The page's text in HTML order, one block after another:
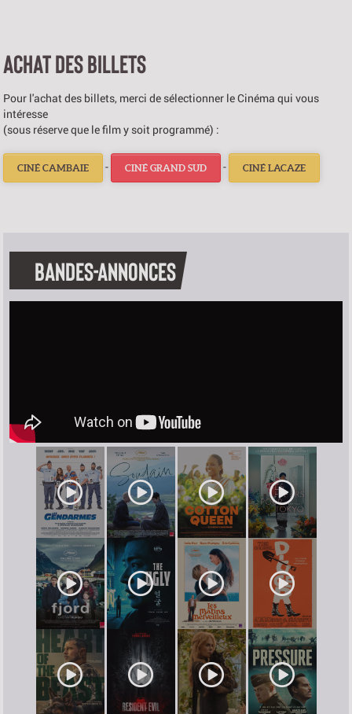
ACHAT DES BILLETS
Pour l'achat des billets, merci de sélectionner le Cinéma qui vous
intéresse
(sous réserve que le film y soit programmé) :
CINÉ CAMBAIE - CINÉ GRAND SUD - CINÉ LACAZE
BANDES-ANNONCES